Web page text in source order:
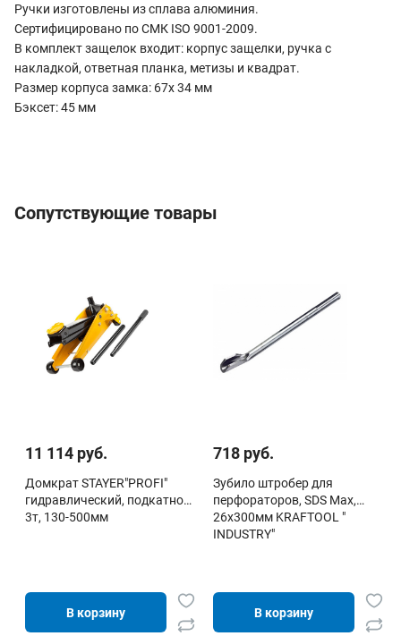
Ручки изготовлены из сплава алюминия.
Сертифицировано по СМК ISO 9001-2009.
В комплект защелок входит: корпус защелки, ручка с
накладкой, ответная планка, метизы и квадрат.
Размер корпуса замка: 67х 34 мм
Бэксет: 45 мм
Сопутствующие товары
11 114 руб.
Домкрат STAYER"PROFI"
гидравлический, подкатной,
3т, 130-500мм
В корзину
718 руб.
Зубило штробер для
перфораторов, SDS Mах,
26х300мм KRAFTOOL "
INDUSTRY"
В корзину